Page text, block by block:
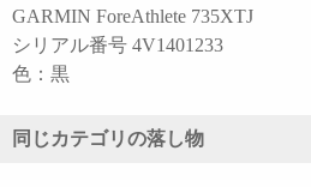
GARMIN ForeAthlete 735XTJ
シリアル番号 4V1401233
色：黒
同じカテゴリの落し物